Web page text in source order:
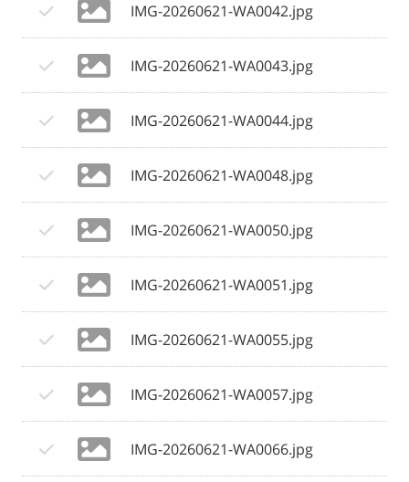
IMG-20260621-WA0042.jpg
IMG-20260621-WA0043.jpg
IMG-20260621-WA0044.jpg
IMG-20260621-WA0048.jpg
IMG-20260621-WA0050.jpg
IMG-20260621-WA0051.jpg
IMG-20260621-WA0055.jpg
IMG-20260621-WA0057.jpg
IMG-20260621-WA0066.jpg